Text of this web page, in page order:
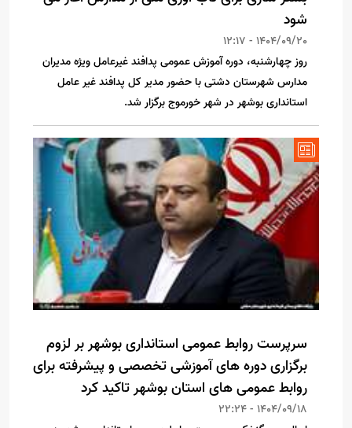
شود
1404/09/20 - 12:17
روز چهارشنبه، دوره آموزش عمومی پدافند غیرعامل ویژه مدیران
مدارس شهرستان دشتی با حضور مدیر کل پدافند غیر عامل
استانداری بوشهر در شهر خورموج برگزار شد.
سرپرست روابط عمومی استانداری بوشهر بر لزوم
برگزاری دوره های آموزشی تخصصی و پیشرفته برای
روابط عمومی های استان بوشهر تاکید کرد
1404/09/18 - 22:24